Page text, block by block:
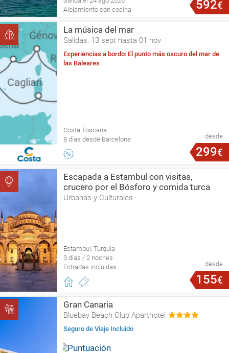
Alojamiento con cocina
592€
La música del mar
Salidas: 13 sept hasta 01 nov
Experiencias a bordo: El punto más oscuro del mar de
las Baleares
Costa Toscana
8 días desde Barcelona
desde
299€
Escapada a Estambul con visitas,
crucero por el Bósforo y comida turca
Urbanas y Culturales
Estambul, Turquía
3 días / 2 noches
Entradas incluidas
desde
155€
Gran Canaria
Bluebay Beach Club Aparthotel
Seguro de Viaje Incluido